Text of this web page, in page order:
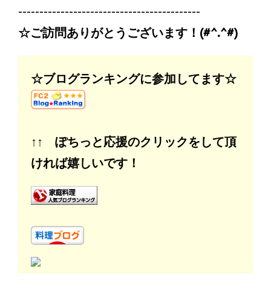
-------------------------------------------
☆ご訪問ありがとうございます！(#^.^#)
☆ブログランキングに参加してます☆
↑↑ ぽちっと応援のクリックをして頂
ければ嬉しいです！